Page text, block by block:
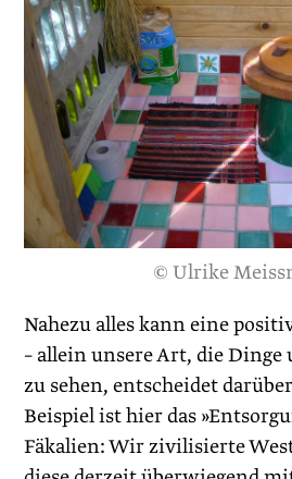
© Ulrike
Nahezu alles kann eine
– allein unsere Art, die
zu sehen, entscheidet
Beispiel ist hier das
Fäkalien: Wir zivilisierte